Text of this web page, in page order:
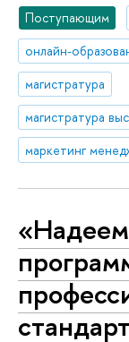
Поступающим
онлайн-
магистратура
магистратура
маркетинг